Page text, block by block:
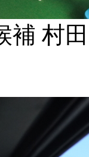
補 村